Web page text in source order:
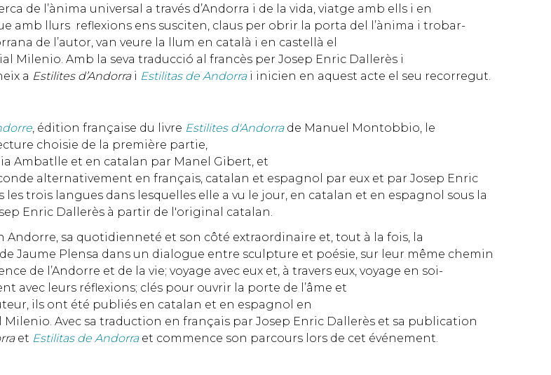
de l’ànima universal a través d’Andorra i de la vida, viatge amb ells i en
amb llurs reflexions ens susciten, claus per obrir la porta del l’ànima i trobar-
de l’autor, van veure la llum en català i en castellà el
Milenio. Amb la seva traducció al francès per Josep Enric Dallerès i
a Estilites d’Andorrai Estilitas de Andorrai inicien en aquest acte el seu recorregut.
, édition française du livre Estilites d'Andorra de Manuel Montobbio, le
choisie de la première partie,
Ambatlle et en catalan par Manel Gibert, et
alternativement en français, catalan et espagnol par eux et par Josep Enric
trois langues dans lesquelles elle a vu le jour, en catalan et en espagnol sous la
Enric Dallerès à partir de l'original catalan.
Andorre, sa quotidienneté et son côté extraordinaire et, tout à la fois, la
Jaume Plensa dans un dialogue entre sculpture et poésie, sur leur même chemin
de l’Andorre et de la vie; voyage avec eux et, à travers eux, voyage en soi-
avec leurs réflexions; clés pour ouvrir la porte de l’âme et
ils ont été publiés en catalan et en espagnol en
Avec sa traduction en français par Josep Enric Dallerès et sa publication
et Estilitas de Andorraet commence son parcours lors de cet événement.